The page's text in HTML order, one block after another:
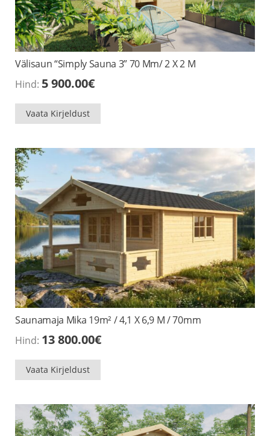
Välisaun “Simply Sauna 3” 70 Mm/ 2 X 2 M
Hind: 5 900.00€
Vaata Kirjeldust
Saunamaja Mika 19m² / 4,1 X 6,9 M / 70mm
Hind: 13 800.00€
Vaata Kirjeldust